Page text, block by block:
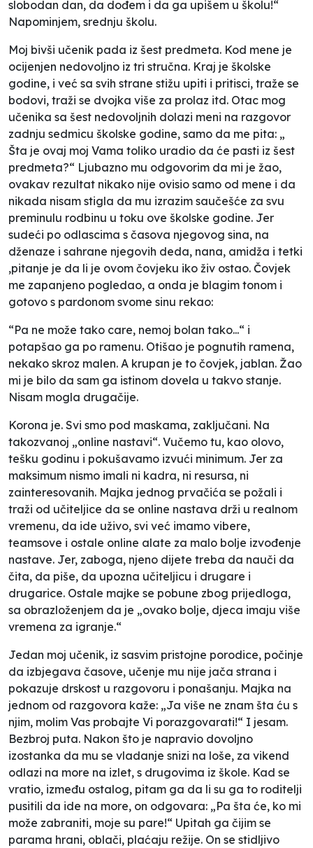
slobodan dan, da dođem i da ga upišem u školu!“
Napominjem, srednju školu.
Moj bivši učenik pada iz šest predmeta. Kod mene je
ocijenjen nedovoljno iz tri stručna. Kraj je školske
godine, i već sa svih strane stižu upiti i pritisci, traže se
bodovi, traži se dvojka više za prolaz itd. Otac mog
učenika sa šest nedovoljnih dolazi meni na razgovor
zadnju sedmicu školske godine, samo da me pita: „
Šta je ovaj moj Vama toliko uradio da će pasti iz šest
predmeta?“ Ljubazno mu odgovorim da mi je žao,
ovakav rezultat nikako nije ovisio samo od mene i da
nikada nisam stigla da mu izrazim saučešće za svu
preminulu rodbinu u toku ove školske godine. Jer
sudeći po odlascima s časova njegovog sina, na
dženaze i sahrane njegovih deda, nana, amidža i tetki
,pitanje je da li je ovom čovjeku iko živ ostao. Čovjek
me zapanjeno pogledao, a onda je blagim tonom i
gotovo s pardonom svome sinu rekao:
“Pa ne može tako care, nemoj bolan tako...“ i
potapšao ga po ramenu. Otišao je pognutih ramena,
nekako skroz malen. A krupan je to čovjek, jablan. Žao
mi je bilo da sam ga istinom dovela u takvo stanje.
Nisam mogla drugačije.
Korona je. Svi smo pod maskama, zaključani. Na
takozvanoj „online nastavi“. Vučemo tu, kao olovo,
tešku godinu i pokušavamo izvući minimum. Jer za
maksimum nismo imali ni kadra, ni resursa, ni
zainteresovanih. Majka jednog prvačića se požali i
traži od učiteljice da se online nastava drži u realnom
vremenu, da ide uživo, svi već imamo vibere,
teamsove i ostale online alate za malo bolje izvođenje
nastave. Jer, zaboga, njeno dijete treba da nauči da
čita, da piše, da upozna učiteljicu i drugare i
drugarice. Ostale majke se pobune zbog prijedloga,
sa obrazloženjem da je „ovako bolje, djeca imaju više
vremena za igranje.“
Jedan moj učenik, iz sasvim pristojne porodice, počinje
da izbjegava časove, učenje mu nije jača strana i
pokazuje drskost u razgovoru i ponašanju. Majka na
jednom od razgovora kaže: „Ja više ne znam šta ću s
njim, molim Vas probajte Vi porazgovarati!“ I jesam.
Bezbroj puta. Nakon što je napravio dovoljno
izostanka da mu se vladanje snizi na loše, za vikend
odlazi na more na izlet, s drugovima iz škole. Kad se
vratio, između ostalog, pitam ga da li su ga to roditelji
pusitili da ide na more, on odgovara: „Pa šta će, ko mi
može zabraniti, moje su pare!“ Upitah ga čijim se
parama hrani, oblači, plaćaju režije. On se stidljivo